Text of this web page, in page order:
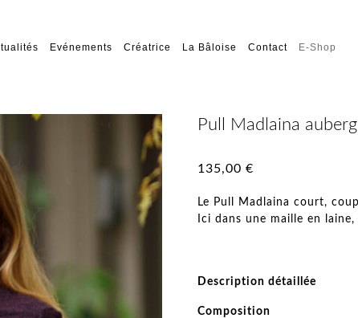
Evénements Créatrice La Bâloise Contact E-Shop
Pull Madlaina
135,00 €
Le Pull Madlaina court,
Ici dans une maille en
Description détaillée
Composition